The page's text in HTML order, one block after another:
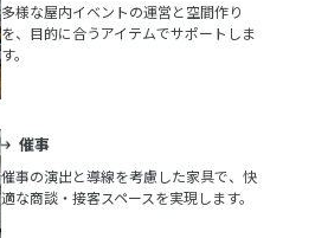
多様な屋内イベントの運営と空間作り
を、目的に合うアイテムでサポートしま
す。
催事
催事の演出と導線を考慮した家具で、快
適な商談・接客スペースを実現します。